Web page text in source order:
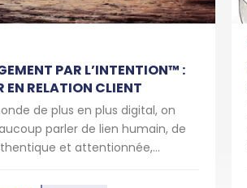
PAR L’INTENTION™ :
RELATION CLIENT
de plus en plus digital, on
parler de lien humain, de
et attentionnée,...